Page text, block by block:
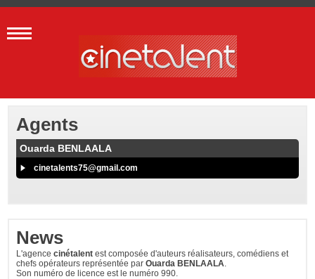
News
L'agencecinétalent est composée d'auteurs réalisateurs, comédiens et
chefs opérateurs représentée parOuarda BENLAALA.
Son numéro de licence est le numéro 990.
Agents
Ouarda BENLAALA
cinetalents75@gmail.com